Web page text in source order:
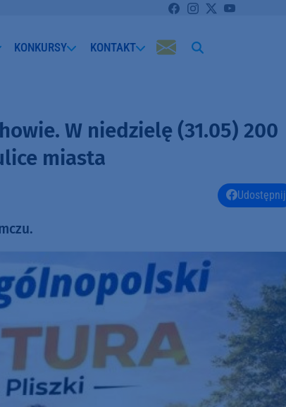
KONKURSY KONTAKT
W niedzielę (31.05) 200
miasta
Udostępnij